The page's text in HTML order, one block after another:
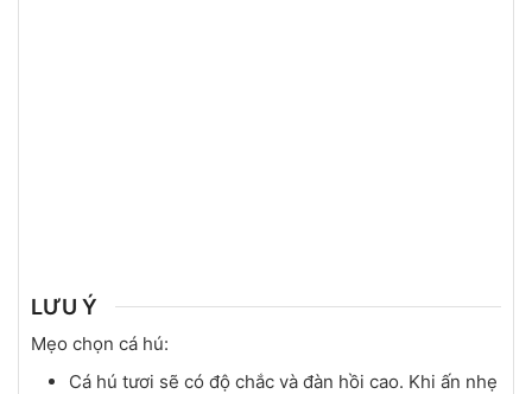
LƯU Ý
Mẹo chọn cá hú:
Cá hú tươi sẽ có độ chắc và đàn hồi cao. Khi ấn nhẹ